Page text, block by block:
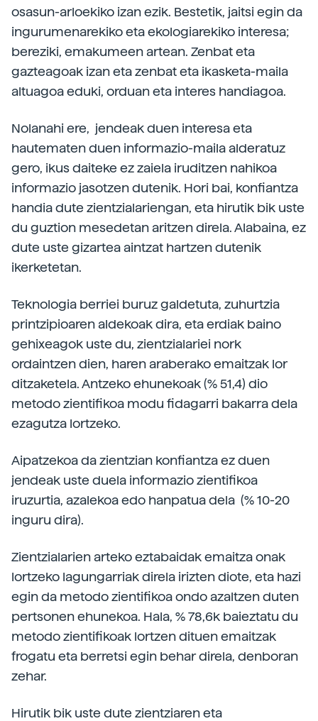
osasun-arloekiko izan ezik. Bestetik, jaitsi egin da
ingurumenarekiko eta ekologiarekiko interesa;
bereziki, emakumeen artean. Zenbat eta
gazteagoak izan eta zenbat eta ikasketa-maila
altuagoa eduki, orduan eta interes handiagoa.
Nolanahi ere, jendeak duen interesa eta
hautematen duen informazio-maila alderatuz
gero, ikus daiteke ez zaiela iruditzen nahikoa
informazio jasotzen dutenik. Hori bai, konfiantza
handia dute zientzialariengan, eta hirutik bik uste
du guztion mesedetan aritzen direla. Alabaina, ez
dute uste gizartea aintzat hartzen dutenik
ikerketetan.
Teknologia berriei buruz galdetuta, zuhurtzia
printzipioaren aldekoak dira, eta erdiak baino
gehixeagok uste du, zientzialariei nork
ordaintzen dien, haren araberako emaitzak lor
ditzaketela. Antzeko ehunekoak (% 51,4) dio
metodo zientifikoa modu fidagarri bakarra dela
ezagutza lortzeko.
Aipatzekoa da zientzian konfiantza ez duen
jendeak uste duela informazio zientifikoa
iruzurtia, azalekoa edo hanpatua dela (% 10-20
inguru dira).
Zientzialarien arteko eztabaidak emaitza onak
lortzeko lagungarriak direla irizten diote, eta hazi
egin da metodo zientifikoa ondo azaltzen duten
pertsonen ehunekoa. Hala, % 78,6k baieztatu du
metodo zientifikoak lortzen dituen emaitzak
frogatu eta berretsi egin behar direla, denboran
zehar.
Hirutik bik uste dute zientziaren eta